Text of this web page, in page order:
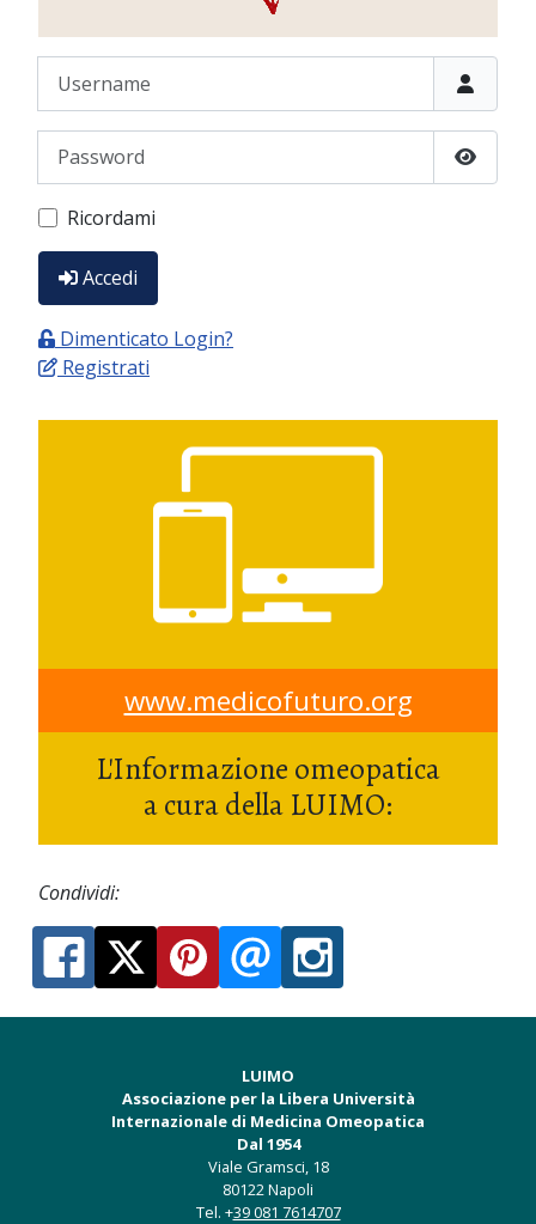
Password
Show
Ricordami
Accedi
Dimenticato Login?
Registrati
www.medicofuturo.org
L'Informazione omeopatica
a cura della LUIMO:
Condividi:
LUIMO
Associazione per la Libera Università
Internazionale di Medicina Omeopatica
Dal 1954
Viale Gramsci, 18
80122 Napoli
Tel. +39 081 7614707